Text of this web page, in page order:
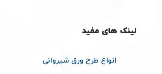
لینک های مفید
انواع طرح ورق شیروانی